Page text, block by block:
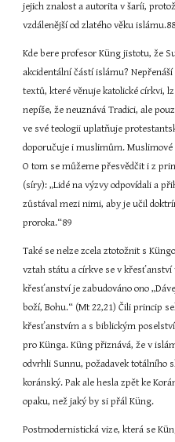
jejich znalost a autorita v šaríi,
vzdálenější od zlatého věku islámu.88
Kde bere profesor Küng jistotu, že
akcidentální částí islámu?
textů, které věnuje katolické církvi,
nepíše, že neuznává Tradici, ale
ve své teologii uplatňuje
doporučuje i muslimům. Muslimové
O tom se můžeme přesvědčit i z
(síry): „Lidé na výzvy odpovídali a
zůstával mezi nimi, aby je učil
proroka.“89
Také se nelze zcela ztotožnit s
vztah státu a církve se v
křesťanství je zabudováno ono
boží, Bohu.“ (Mt 22,21) Čili princip
křesťanstvím a s biblickým
pro Künga. Küng přiznává, že v
odvrhli Sunnu, požadavek totálního
koránský. Pak ale hesla zpět ke
opaku, než jaký by si přál Küng.
Postmodernistická vize, která se